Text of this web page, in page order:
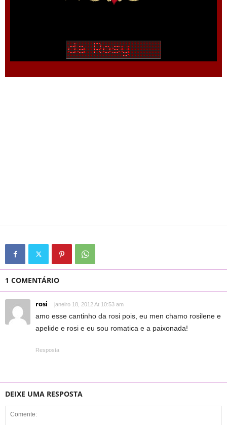
1 COMENTÁRIO
rosi janeiro 18, 2012 At 10:53 am
amo esse cantinho da rosi pois, eu men chamo rosilene e
apelide e rosi e eu sou romatica e a paixonada!
Resposta
DEIXE UMA RESPOSTA